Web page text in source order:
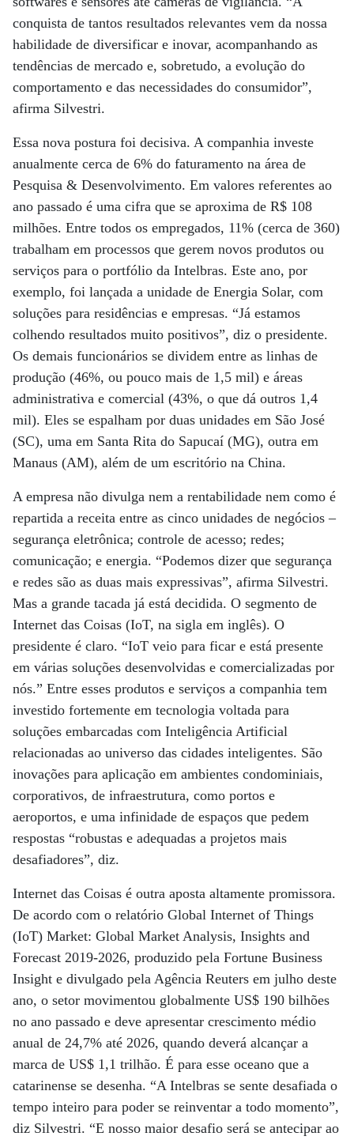
conquista de tantos resultados relevantes vem da nossa
habilidade de diversificar e inovar, acompanhando as
tendências de mercado e, sobretudo, a evolução do
comportamento e das necessidades do consumidor”,
afirma Silvestri.
Essa nova postura foi decisiva. A companhia investe
anualmente cerca de 6% do faturamento na área de
Pesquisa & Desenvolvimento. Em valores referentes ao
ano passado é uma cifra que se aproxima de R$ 108
milhões. Entre todos os empregados, 11% (cerca de 360)
trabalham em processos que gerem novos produtos ou
serviços para o portfólio da Intelbras. Este ano, por
exemplo, foi lançada a unidade de Energia Solar, com
soluções para residências e empresas. “Já estamos
colhendo resultados muito positivos”, diz o presidente.
Os demais funcionários se dividem entre as linhas de
produção (46%, ou pouco mais de 1,5 mil) e áreas
administrativa e comercial (43%, o que dá outros 1,4
mil). Eles se espalham por duas unidades em São José
(SC), uma em Santa Rita do Sapucaí (MG), outra em
Manaus (AM), além de um escritório na China.
A empresa não divulga nem a rentabilidade nem como é
repartida a receita entre as cinco unidades de negócios –
segurança eletrônica; controle de acesso; redes;
comunicação; e energia. “Podemos dizer que segurança
e redes são as duas mais expressivas”, afirma Silvestri.
Mas a grande tacada já está decidida. O segmento de
Internet das Coisas (IoT, na sigla em inglês). O
presidente é claro. “IoT veio para ficar e está presente
em várias soluções desenvolvidas e comercializadas por
nós.” Entre esses produtos e serviços a companhia tem
investido fortemente em tecnologia voltada para
soluções embarcadas com Inteligência Artificial
relacionadas ao universo das cidades inteligentes. São
inovações para aplicação em ambientes condominiais,
corporativos, de infraestrutura, como portos e
aeroportos, e uma infinidade de espaços que pedem
respostas “robustas e adequadas a projetos mais
desafiadores”, diz.
Internet das Coisas é outra aposta altamente promissora.
De acordo com o relatório Global Internet of Things
(IoT) Market: Global Market Analysis, Insights and
Forecast 2019-2026, produzido pela Fortune Business
Insight e divulgado pela Agência Reuters em julho deste
ano, o setor movimentou globalmente US$ 190 bilhões
no ano passado e deve apresentar crescimento médio
anual de 24,7% até 2026, quando deverá alcançar a
marca de US$ 1,1 trilhão. É para esse oceano que a
catarinense se desenha. “A Intelbras se sente desafiada o
tempo inteiro para poder se reinventar a todo momento”,
diz Silvestri. “E nosso maior desafio será se antecipar ao